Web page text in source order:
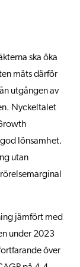
ska öka
mäts därför
utgången av
Nyckeltalet
lönsamhet.
utan
jämfört med
under 2023
över